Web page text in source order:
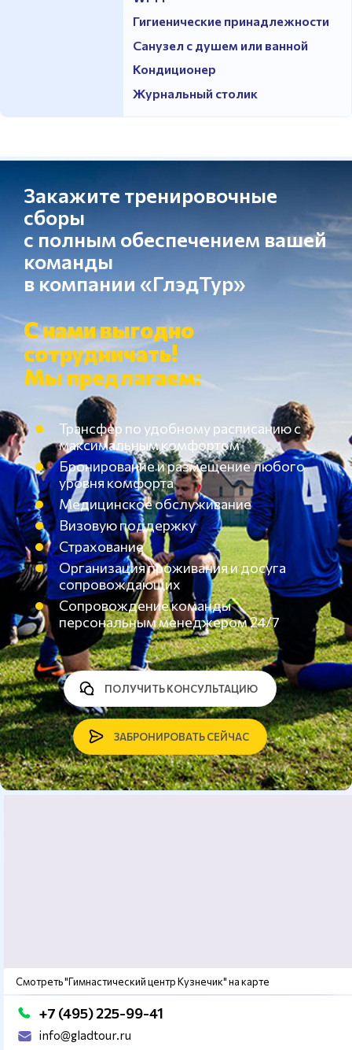
Гигиенические принадлежности
Санузел с душем или ванной
Кондиционер
Журнальный столик
Закажите тренировочные
сборы
с полным обеспечением вашей
команды
в компании «ГлэдТур»
С нами выгодно
сотрудничать!
Мы предлагаем:
Трансфер по удобному расписанию с
максимальным комфортом
Бронирование и размещение любого
уровня комфорта
Медицинское обслуживание
Визовую поддержку
Страхование
Организация проживания и досуга
сопровождающих
Сопровождение команды
персональным менеджером 24/7
ЗАБРОНИРОВАТЬ СЕЙЧАС
ПОЛУЧИТЬ КОНСУЛЬТАЦИЮ
Смотреть "Гимнастический центр Кузнечик" на карте
+7 (495) 225-99-41
info@gladtour.ru